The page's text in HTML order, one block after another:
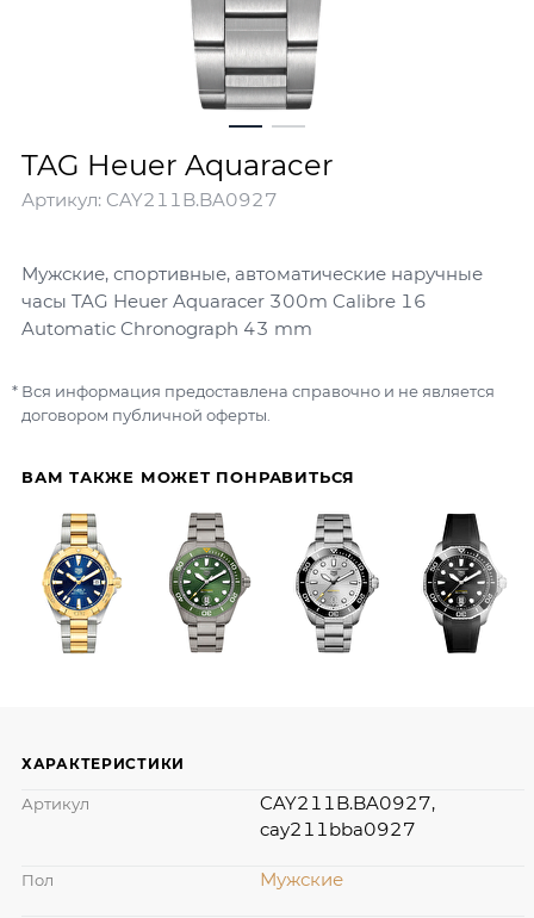
TAG Heuer Aquaracer
Артикул: CAY211B.BA0927
Мужские, спортивные, автоматические наручные
часы TAG Heuer Aquaracer 300m Calibre 16
Automatic Chronograph 43 mm
ВАМ ТАКЖЕ МОЖЕТ ПОНРАВИТЬСЯ
Вся информация предоставлена справочно и не является
договором публичной оферты.
ХАРАКТЕРИСТИКИ
Артикул
CAY211B.BA0927,
cay211bba0927
Пол Мужские